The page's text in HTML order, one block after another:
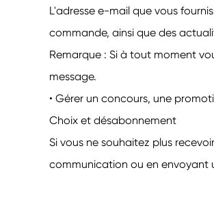
L'adresse e-mail que vous
commande, ainsi que des
Remarque : Si à tout moment
message.
• Gérer un concours, une
Choix et désabonnement
Si vous ne souhaitez plus
communication ou en envoyant